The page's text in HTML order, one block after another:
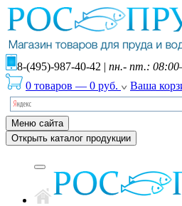
8-(495)-987-40-42 | пн.- пт.:
0 товаров — 0 руб. Ваша
Меню сайта
Открыть каталог продукции